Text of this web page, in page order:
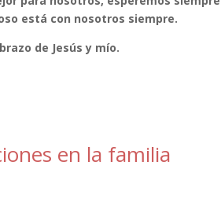
está con nosotros siempre.
de Jesús y mío.
en la familia